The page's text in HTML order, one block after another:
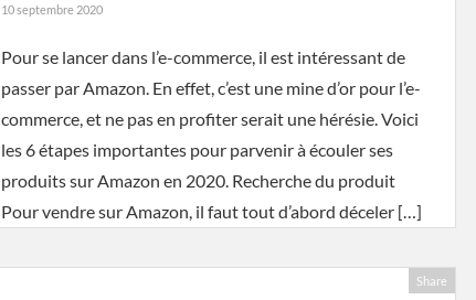
10 septembre 2020
Pour se lancer dans l’e-commerce, il est intéressant de
passer par Amazon. En effet, c’est une mine d’or pour l’e-
commerce, et ne pas en profiter serait une hérésie. Voici
les 6 étapes importantes pour parvenir à écouler ses
produits sur Amazon en 2020. Recherche du produit
Pour vendre sur Amazon, il faut tout d’abord déceler […]
Share